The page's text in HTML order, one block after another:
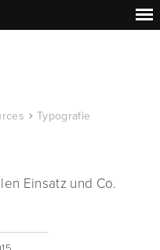
Typografie
Einsatz und Co.